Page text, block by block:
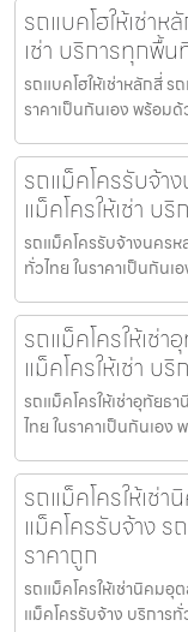
รถแบคโฮให้เช่า
เช่า บริการทุกพื้
รถแบคโฮให้เช่าหลักสี่ ร
ราคาเป็นกันเอง พร้อม
รถแม็คโครรับจ้า
แม็คโครให้เช่า บ
รถแม็คโครรับจ้างนครห
ทั่วไทย ในราคาเป็นกัน
รถแม็คโครให้เช่
แม็คโครให้เช่า บ
รถแม็คโครให้เช่าอุทัยธ
ไทย ในราคาเป็นกันเอ
รถแม็คโครให้เช่
แม็คโครรับจ้าง ร
ราคาถูก
รถแม็คโครให้เช่านิคมอุ
แม็คโครรับจ้าง บริการ